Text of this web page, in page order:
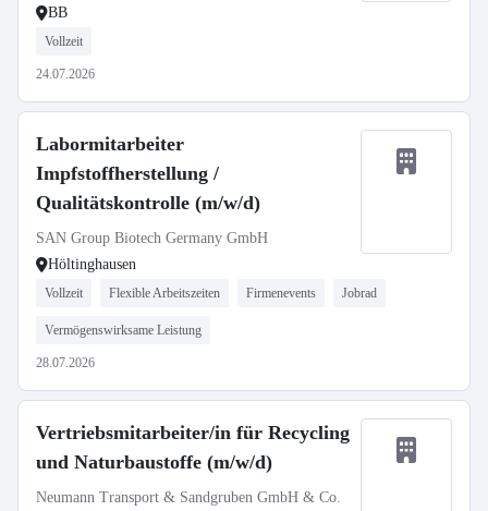
BB
Vollzeit
24.07.2026
Labormitarbeiter
Impfstoffherstellung /
Qualitätskontrolle (m/w/d)
SAN Group Biotech Germany GmbH
Höltinghausen
Vollzeit Flexible Arbeitszeiten Firmenevents Jobrad
Vermögenswirksame Leistung
28.07.2026
Vertriebsmitarbeiter/in für Recycling
und Naturbaustoffe (m/w/d)
Neumann Transport & Sandgruben GmbH & Co.